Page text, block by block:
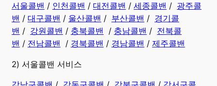
서울콜밴 / 인천콜밴 / 대전콜밴 / 세종콜밴 / 광주콜
밴 / 대구콜밴 / 울산콜밴 / 부산콜밴 / 경기콜
밴 / 강원콜밴 / 충북콜밴 / 충남콜밴 / 전북콜
밴 / 전남콜밴 / 경북콜밴 / 경남콜밴 ​ / 제주콜밴
2) 서울콜밴 서비스